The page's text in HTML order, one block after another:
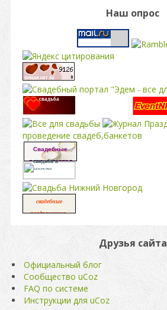
Наш опрос
свадьба
проведение свадеб,банкетов
Свадебные
платья портал
свадьба в
москве
свадебные
поздравления,
Друзья сайта
Официальный блог
Сообщество uCoz
FAQ по системе
Инструкции для uCoz